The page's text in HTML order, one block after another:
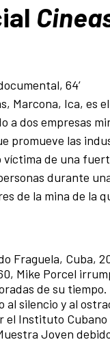
64’
Marcona, Ica,
a dos empresas
promueve las
de una
durante
de la mina de la
Fraguela, Cuba,
Mike Porcel
de su
silencio y al
Instituto
Joven